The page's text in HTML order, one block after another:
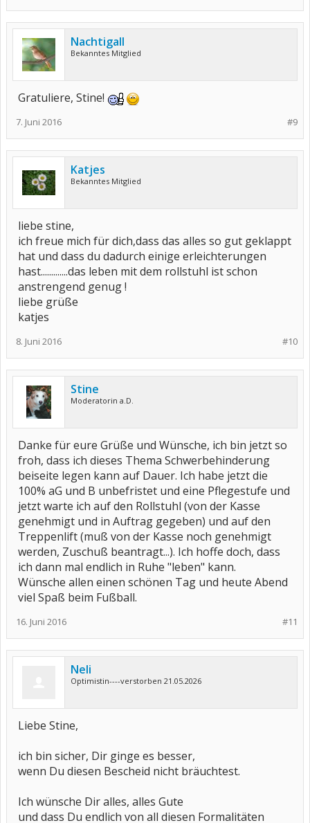
Nachtigall
Bekanntes Mitglied
Gratuliere, Stine!
#9
7. Juni 2016
Katjes
Bekanntes Mitglied
liebe stine,
ich freue mich für dich,dass das alles so gut geklappt
hat und dass du dadurch einige erleichterungen
hast.............das leben mit dem rollstuhl ist schon
anstrengend genug !
liebe grüße
katjes
#10
8. Juni 2016
Stine
Moderatorin a.D.
Danke für eure Grüße und Wünsche, ich bin jetzt so
froh, dass ich dieses Thema Schwerbehinderung
beiseite legen kann auf Dauer. Ich habe jetzt die
100% aG und B unbefristet und eine Pflegestufe und
jetzt warte ich auf den Rollstuhl (von der Kasse
genehmigt und in Auftrag gegeben) und auf den
Treppenlift (muß von der Kasse noch genehmigt
werden, Zuschuß beantragt...). Ich hoffe doch, dass
ich dann mal endlich in Ruhe "leben" kann.
Wünsche allen einen schönen Tag und heute Abend
viel Spaß beim Fußball.
#11
16. Juni 2016
Neli
Optimistin----verstorben 21.05.2026
Liebe Stine,
ich bin sicher, Dir ginge es besser,
wenn Du diesen Bescheid nicht bräuchtest.
Ich wünsche Dir alles, alles Gute
und dass Du endlich von all diesen Formalitäten